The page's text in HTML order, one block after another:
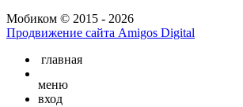
Мобиком © 2015 - 2026
Продвижение сайта Amigos Digital
главная
меню
вход